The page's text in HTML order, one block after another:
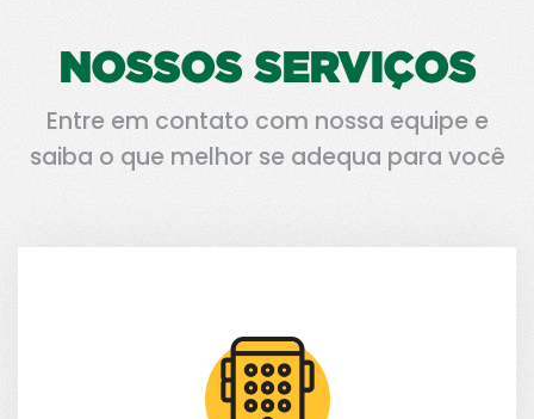
NOSSOS SERVIÇOS
Entre em contato com nossa equipe e
saiba o que melhor se adequa para você